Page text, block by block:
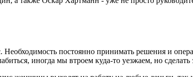
постоянно принимать решения и
иногда мы втроем куда-то уезжаем, но сделать